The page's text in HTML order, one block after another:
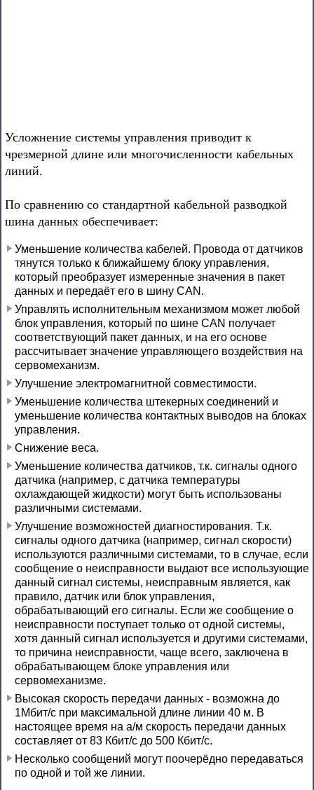
Усложнение системы управления приводит к
чрезмерной длине или многочисленности кабельных
линий.
По сравнению со стандартной кабельной разводкой
шина данных обеспечивает:
Уменьшение количества кабелей. Провода от датчиков
тянутся только к ближайшему блоку управления,
который преобразует измеренные значения в пакет
данных и передаёт его в шину CAN.
Управлять исполнительным механизмом может любой
блок управления, который по шине CAN получает
соответствующий пакет данных, и на его основе
рассчитывает значение управляющего воздействия на
сервомеханизм.
Улучшение электромагнитной совместимости.
Уменьшение количества штекерных соединений и
уменьшение количества контактных выводов на блоках
управления.
Снижение веса.
Уменьшение количества датчиков, т.к. сигналы одного
датчика (например, с датчика температуры
охлаждающей жидкости) могут быть использованы
различными системами.
Улучшение возможностей диагностирования. Т.к.
сигналы одного датчика (например, сигнал скорости)
используются различными системами, то в случае, если
сообщение о неисправности выдают все использующие
данный сигнал системы, неисправным является, как
правило, датчик или блок управления,
обрабатывающий его сигналы. Если же сообщение о
неисправности поступает только от одной системы,
хотя данный сигнал используется и другими системами,
то причина неисправности, чаще всего, заключена в
обрабатывающем блоке управления или
сервомеханизме.
Высокая скорость передачи данных - возможна до
1Мбит/с при максимальной длине линии 40 м. В
настоящее время на а/м скорость передачи данных
составляет от 83 Кбит/с до 500 Кбит/с.
Несколько сообщений могут поочерёдно передаваться
по одной и той же линии.